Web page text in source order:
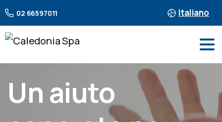
02 66597011 Italiano
Un aiuto